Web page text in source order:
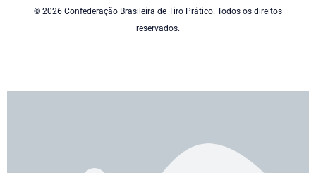
© 2026 Confederação Brasileira de Tiro Prático. Todos os direitos
reservados.